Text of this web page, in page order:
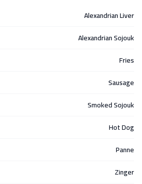
Alexandrian Liver
Alexandrian Sojouk
Fries
Sausage
Smoked Sojouk
Hot Dog
Panne
Zinger